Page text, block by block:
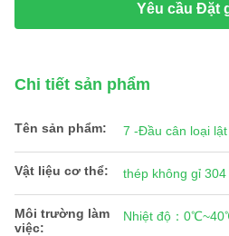
Yêu cầu Đặt
Chi tiết sản phẩm
Tên sản phẩm: 7 -Đầu cân loại
Vật liệu cơ thể: thép không gỉ 304
Môi trường làm
việc:
Nhiệt độ：